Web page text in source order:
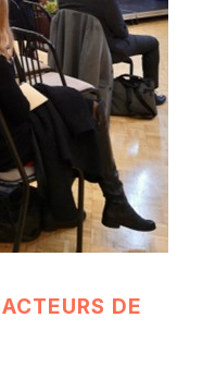
DE